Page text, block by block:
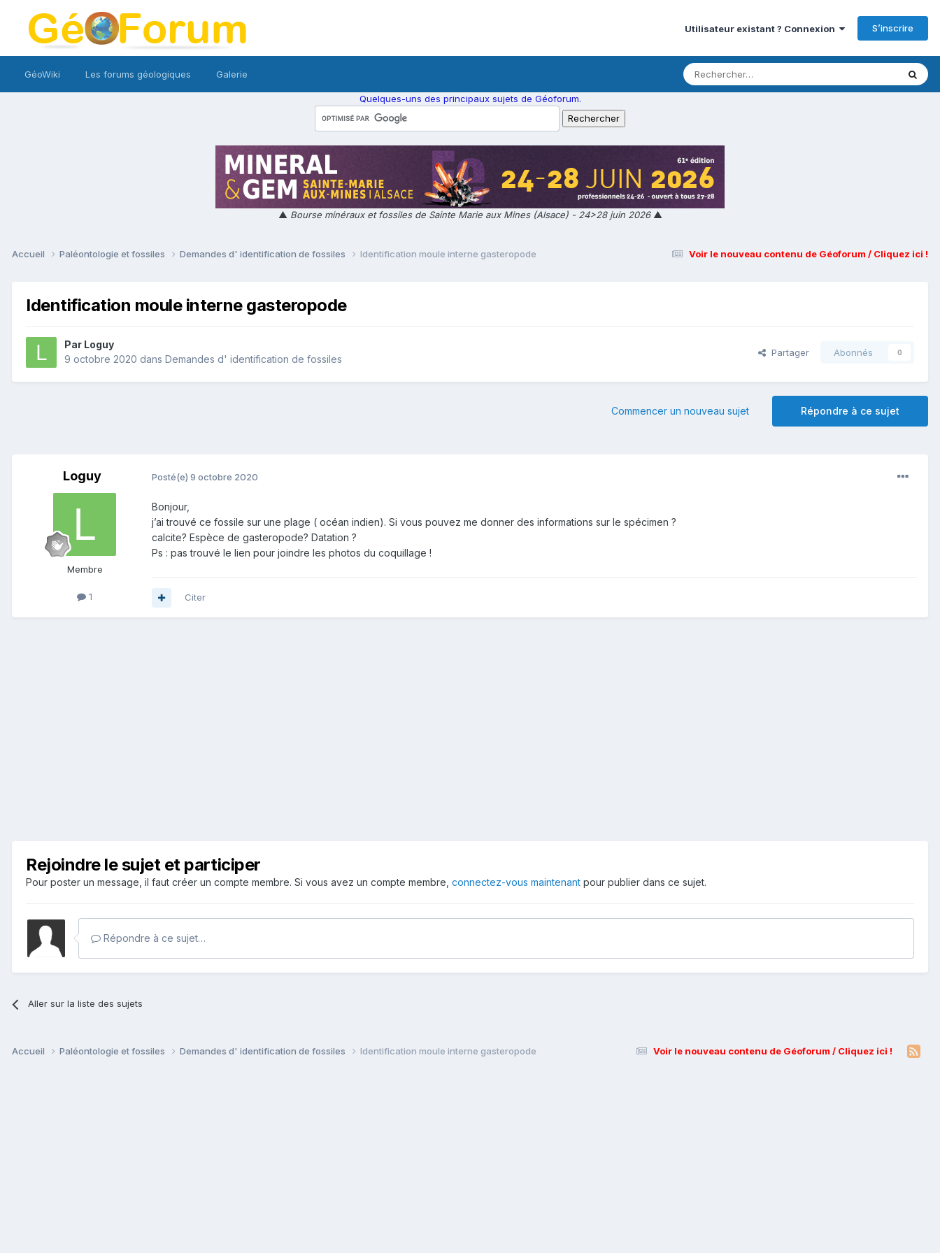
Utilisateur existant ? Connexion S’inscrire
GéoWiki Les forums géologiques Galerie
Quelques-uns des principaux sujets de Géoforum.
▲ Bourse minéraux et fossiles de Sainte Marie aux Mines (Alsace) - 24>28 juin 2026▲
Voir le nouveau contenu de Géoforum / Cliquez ici !
Accueil Paléontologie et fossiles Demandes d' identification de fossiles Identification moule interne gasteropode
Identification moule interne gasteropode
Par Loguy
9 octobre 2020 dans Demandes d' identification de fossiles
Partager Abonnés 0
Répondre à ce sujet
Commencer un nouveau sujet
Loguy
Membre
1
Posté(e) 9 octobre 2020
Bonjour,
j’ai trouvé ce fossile sur une plage ( océan indien). Si vous pouvez me donner des informations sur le spécimen ?
calcite? Espèce de gasteropode? Datation ?
Ps : pas trouvé le lien pour joindre les photos du coquillage !
Citer
Rejoindre le sujet et participer
Pour poster un message, il faut créer un compte membre. Si vous avez un compte membre, connectez-vous maintenant pour publier dans ce sujet.
Répondre à ce sujet…
Aller sur la liste des sujets
Voir le nouveau contenu de Géoforum / Cliquez ici !
Accueil Paléontologie et fossiles Demandes d' identification de fossiles Identification moule interne gasteropode